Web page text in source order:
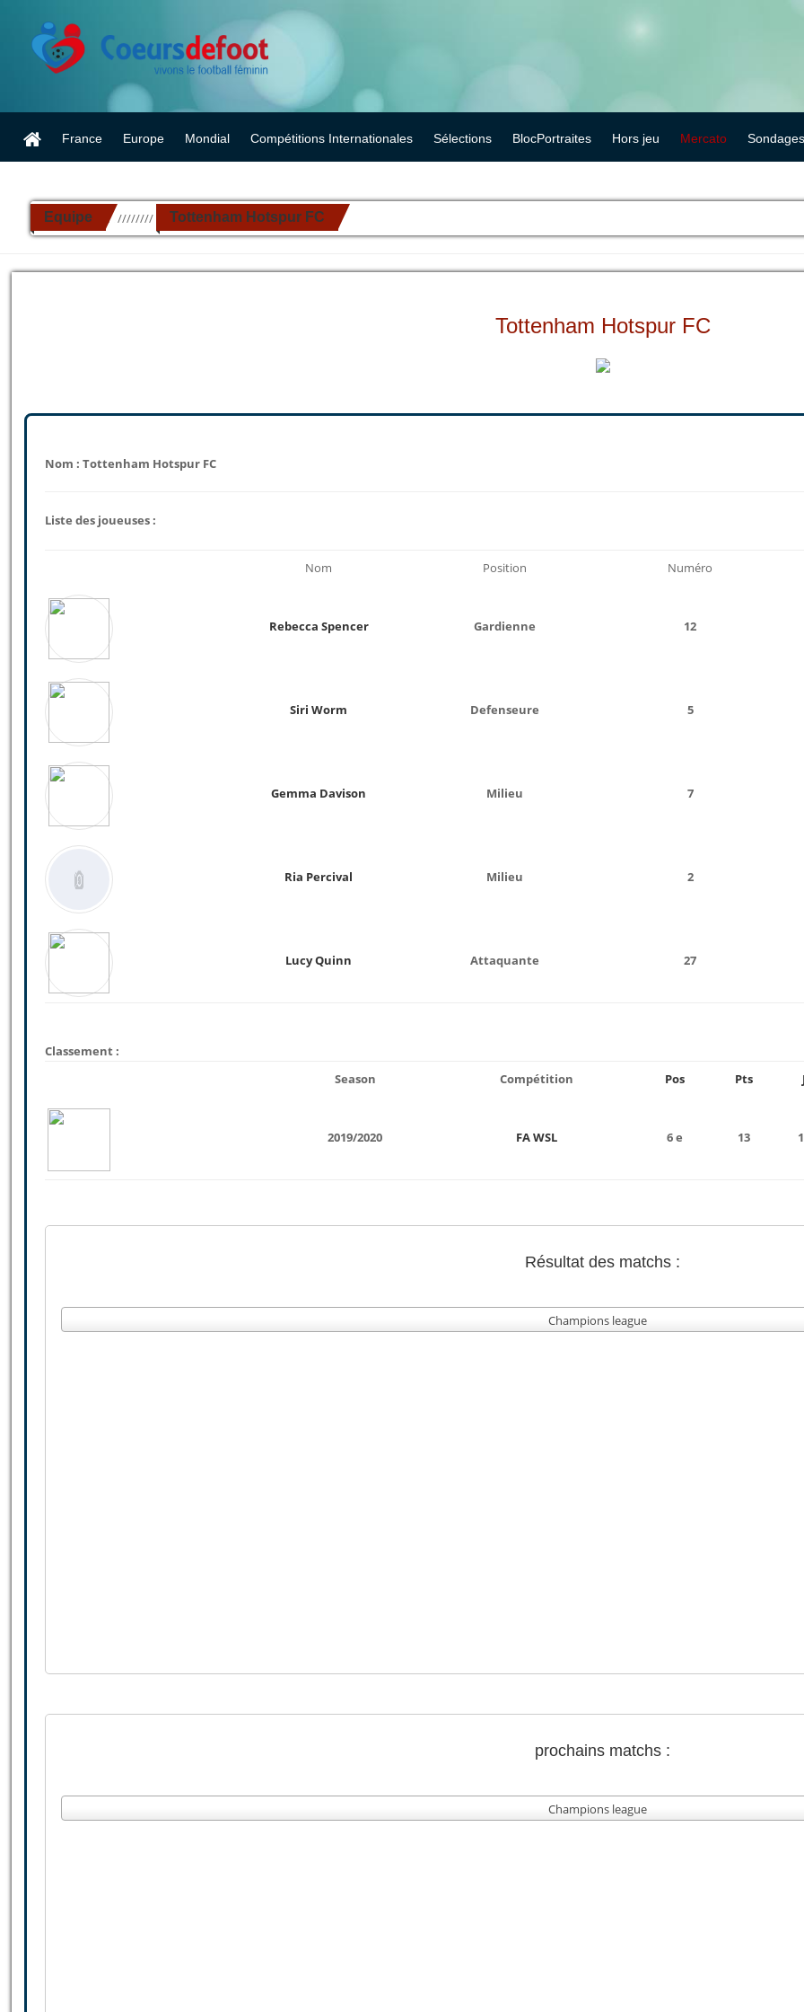
France Europe Mondial Compétitions Internationales Sélections BlocPortraites Hors jeu Mercato Sondages
Equipe ////////// Tottenham Hotspur FC
Tottenham Hotspur FC
Nom : Tottenham Hotspur FC
Liste des joueuses :
Nom Position Numéro
Rebecca Spencer Gardienne 12
Siri Worm Defenseure 5
Gemma Davison Milieu 7
Ria Percival Milieu 2
Lucy Quinn Attaquante 27
Classement :
Season
Compétition Pos Pts
2019/2020 FA WSL 6 e 13
Résultat des matchs :
Champions league
prochains matchs :
Champions league